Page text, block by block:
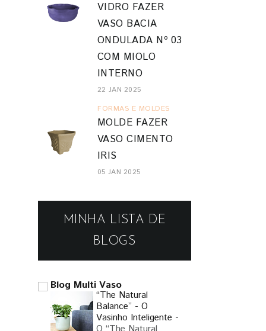
VIDRO FAZER
VASO BACIA
ONDULADA Nº 03
COM MIOLO
INTERNO
22 JAN 2025
FORMAS E MOLDES
MOLDE FAZER
VASO CIMENTO
IRIS
05 JAN 2025
MINHA LISTA DE
BLOGS
Blog Multi Vaso
“The Natural
Balance” - O
Vasinho Inteligente -